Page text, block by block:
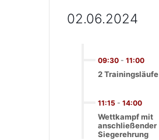
02.06.2024
09:30 - 11:00
2 Trainingsläufe
11:15 - 14:00
Wettkampf mit
anschließender
Siegerehrung